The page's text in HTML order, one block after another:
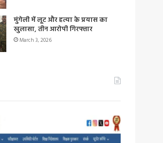
मुंगेली में लूट और हत्या के प्रयास का
खुलासा, तीन आरोपी गिरफ्तार
March 3, 2026